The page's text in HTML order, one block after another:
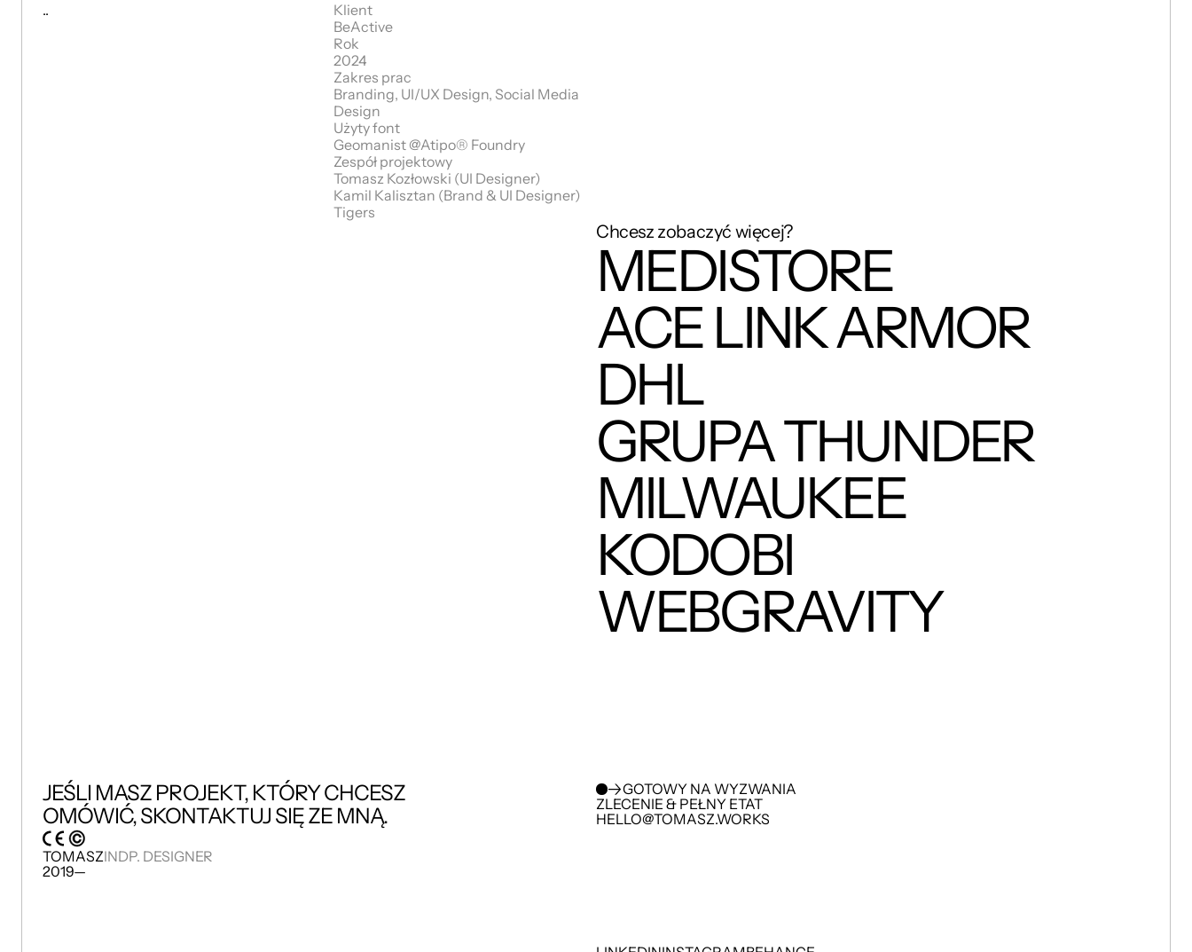
..
Klient
BeActive
Rok
2024
Zakres prac
Branding, UI/UX Design, Social Media
Design
Użyty font
Geomanist @Atipo® Foundry
Zespół projektowy
Tomasz Kozłowski (UI Designer)
Kamil Kalisztan (Brand & UI Designer)
Tigers
Chcesz zobaczyć więcej?
MEDISTORE
ACE LINK ARMOR
DHL
GRUPA THUNDER
MILWAUKEE
KODOBI
WEBGRAVITY
JEŚLI MASZ PROJEKT, KTÓRY CHCESZ
OMÓWIĆ, SKONTAKTUJ SIĘ ZE MNĄ.
TOMASZINDP. DESIGNER
2019—
GOTOWY NA WYZWANIA
ZLECENIE & PEŁNY ETAT
HELLO@TOMASZ.WORKS